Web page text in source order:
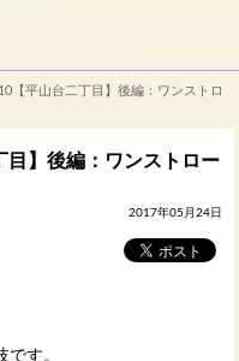
【平山台二丁目】後編：ワンストロ
目】後編：ワンストロー
2017年05月24日
す。